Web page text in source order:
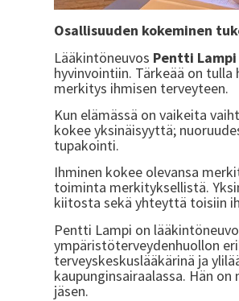
Osallisuuden kokeminen
Lääkintöneuvos Pentti Lampi
hyvinvointiin. Tärkeää on
merkitys ihmisen terveyteen.
Kun elämässä on vaikeita
kokee yksinäisyyttä;
tupakointi.
Ihminen kokee olevansa
toiminta merkityksellistä.
kiitosta sekä yhteyttä toisiin
Pentti Lampi on
ympäristöterveydenhuollon
terveyskeskuslääkärinä ja
kaupunginsairaalassa. Hän
jäsen.